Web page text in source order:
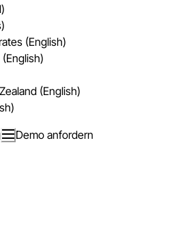
(English)
(English)
Demo anfordern